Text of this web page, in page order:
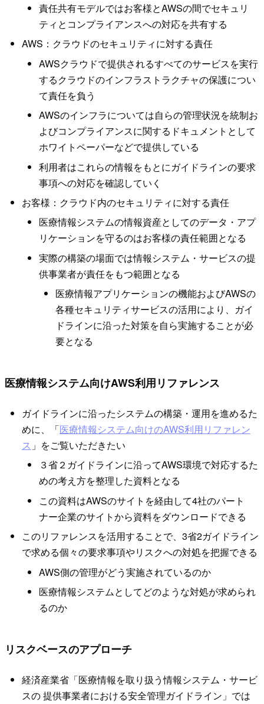
責任共有モデルではお客様とAWSの間でセキュリ
ティとコンプライアンスへの対応を共有する
AWS：クラウドのセキュリティに対する責任
AWSクラウドで提供されるすべてのサービスを実行
するクラウドのインフラストラクチャの保護につい
て責任を負う
AWSのインフラについては自らの管理状況を統制お
よびコンプライアンスに関するドキュメントとして
ホワイトペーパーなどで提供している
利用者はこれらの情報をもとにガイドラインの要求
事項への対応を確認していく
お客様：クラウド内のセキュリティに対する責任
医療情報システムの情報資産としてのデータ・アプ
リケーションを守るのはお客様の責任範囲となる
実際の構築の場面では情報システム・サービスの提
供事業者が責任をもつ範囲となる
医療情報アプリケーションの機能およびAWSの
各種セキュリティサービスの活用により、ガイ
ドラインに沿った対策を自ら実施することが必
要となる
医療情報システム向けAWS利用リファレンス
ガイドラインに沿ったシステムの構築・運用を進めるた
めに、「医療情報システム向けのAWS利用リファレン
ス 」をご覧いただきたい
３省２ガイドラインに沿ってAWS環境で対応するた
めの考え方を整理した資料となる
この資料はAWSのサイトを経由して4社のパート
ナー企業のサイトから資料をダウンロードできる
このリファレンスを活用することで、3省2ガイドライン
で求める個々の要求事項やリスクへの対処を把握できる
AWS側の管理がどう実施されているのか
医療情報システムとしてどのような対処が求められ
るのか
リスクベースのアプローチ
経済産業省「医療情報を取り扱う情報システム・サービ
スの 提供事業者における安全管理ガイドライン」では